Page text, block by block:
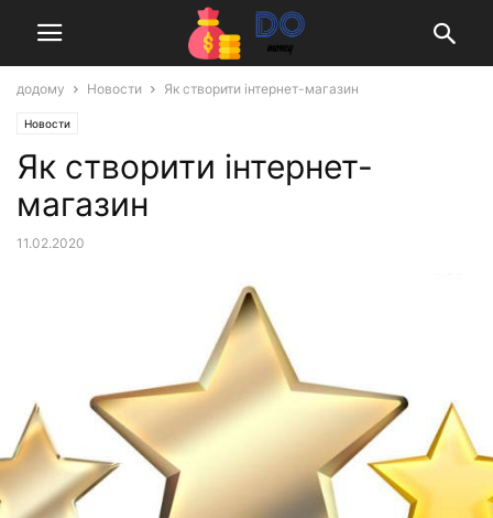
додому Новости Як створити інтернет-магазин
Новости
Як створити інтернет-
магазин
11.02.2020